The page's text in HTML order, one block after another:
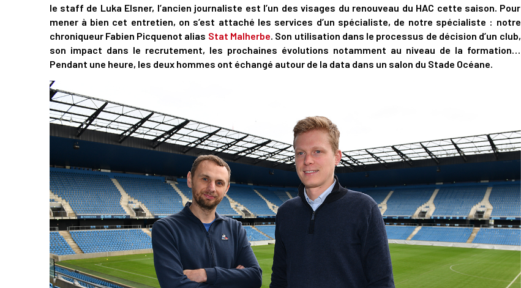
le staff de Luka Elsner, l’ancien journaliste est l’un des visages du renouveau du HAC cette saison. Pour
mener à bien cet entretien, on s’est attaché les services d’un spécialiste, de notre spécialiste : notre
chroniqueur Fabien Picquenot alias Stat Malherbe. Son utilisation dans le processus de décision d’un club,
son impact dans le recrutement, les prochaines évolutions notamment au niveau de la formation…
Pendant une heure, les deux hommes ont échangé autour de la data dans un salon du Stade Océane.